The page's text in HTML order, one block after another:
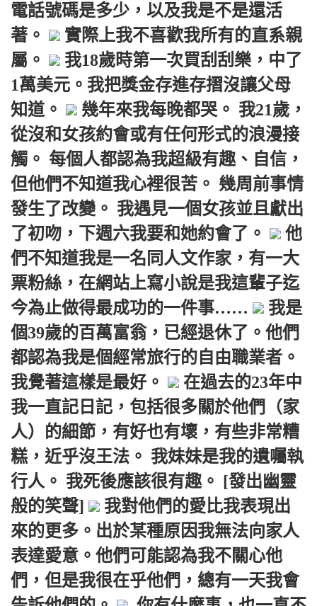
電話號碼是多少，以及我是不是還活
著。
實際上我不喜歡我所有的直系親
屬。
我18歲時第一次買刮刮樂，中了
1萬美元。我把獎金存進存摺沒讓父母
知道。
幾年來我每晚都哭。 我21歲，
從沒和女孩約會或有任何形式的浪漫接
觸。 每個人都認為我超級有趣、自信，
但他們不知道我心裡很苦。 幾周前事情
發生了改變。 我遇見一個女孩並且獻出
了初吻，下週六我要和她約會了。
他
們不知道我是一名同人文作家，有一大
票粉絲，在網站上寫小說是我這輩子迄
今為止做得最成功的一件事……
我是
個39歲的百萬富翁，已經退休了。他們
都認為我是個經常旅行的自由職業者。
我覺著這樣是最好。
在過去的23年中
我一直記日記，包括很多關於他們（家
人）的細節，有好也有壞，有些非常糟
糕，近乎沒王法。 我妹妹是我的遺囑執
行人。 我死後應該很有趣。 [發出幽靈
般的笑聲]
我對他們的愛比我表現出
來的更多。出於某種原因我無法向家人
表達愛意。他們可能認為我不關心他
們，但是我很在乎他們，總有一天我會